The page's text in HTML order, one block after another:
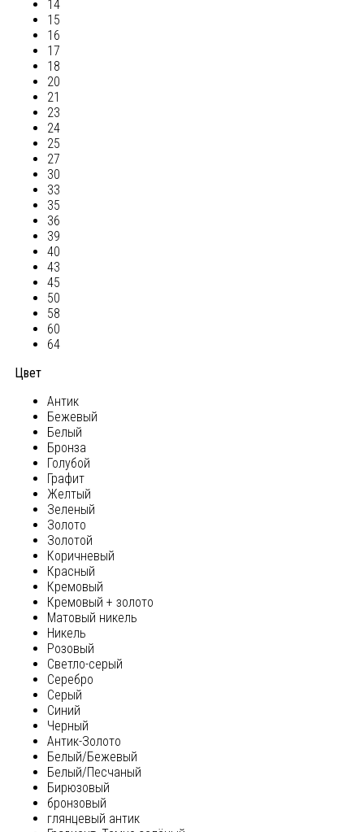
14
15
16
17
18
20
21
23
24
25
27
30
33
35
36
39
40
43
45
50
58
60
64
Цвет
Антик
Бежевый
Белый
Бронза
Голубой
Графит
Желтый
Зеленый
Золото
Золотой
Коричневый
Красный
Кремовый
Кремовый + золото
Матовый никель
Никель
Розовый
Светло-серый
Серебро
Серый
Синий
Черный
Антик-Золото
Белый/Бежевый
Белый/Песчаный
Бирюзовый
бронзовый
глянцевый антик